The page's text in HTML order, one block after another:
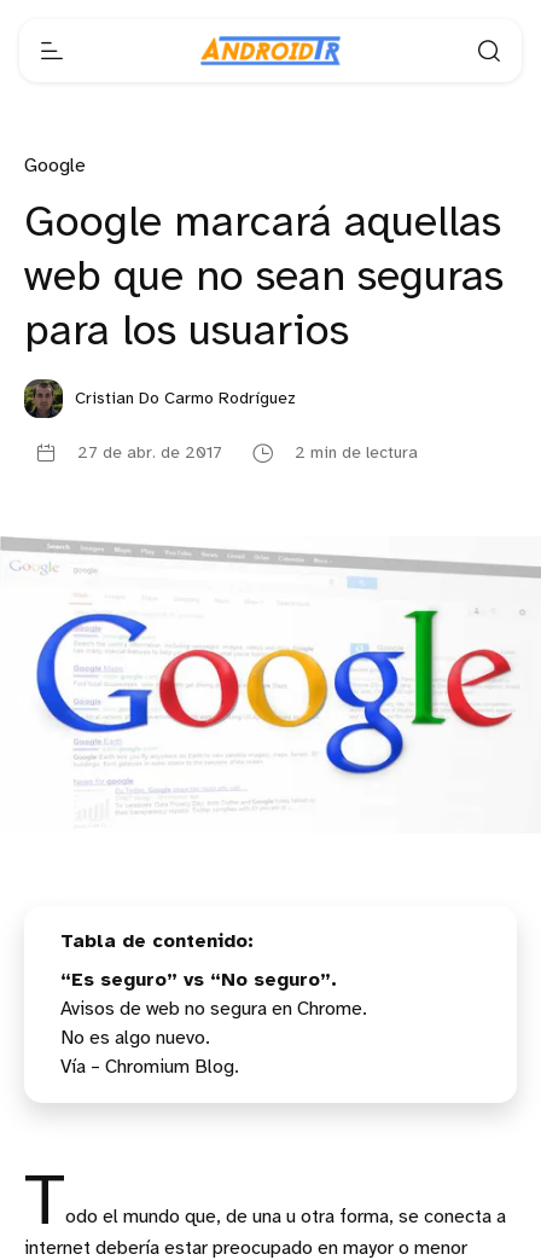
Google
Google marcará aquellas
web que no sean seguras
para los usuarios
Cristian Do Carmo Rodríguez
27 de abr. de 2017 2 min de lectura
“Es seguro” vs “No seguro”.
Avisos de web no segura en Chrome.
No es algo nuevo.
Vía – Chromium Blog.
Todo el mundo que, de una u otra forma, se conecta a
internet debería estar preocupado en mayor o menor